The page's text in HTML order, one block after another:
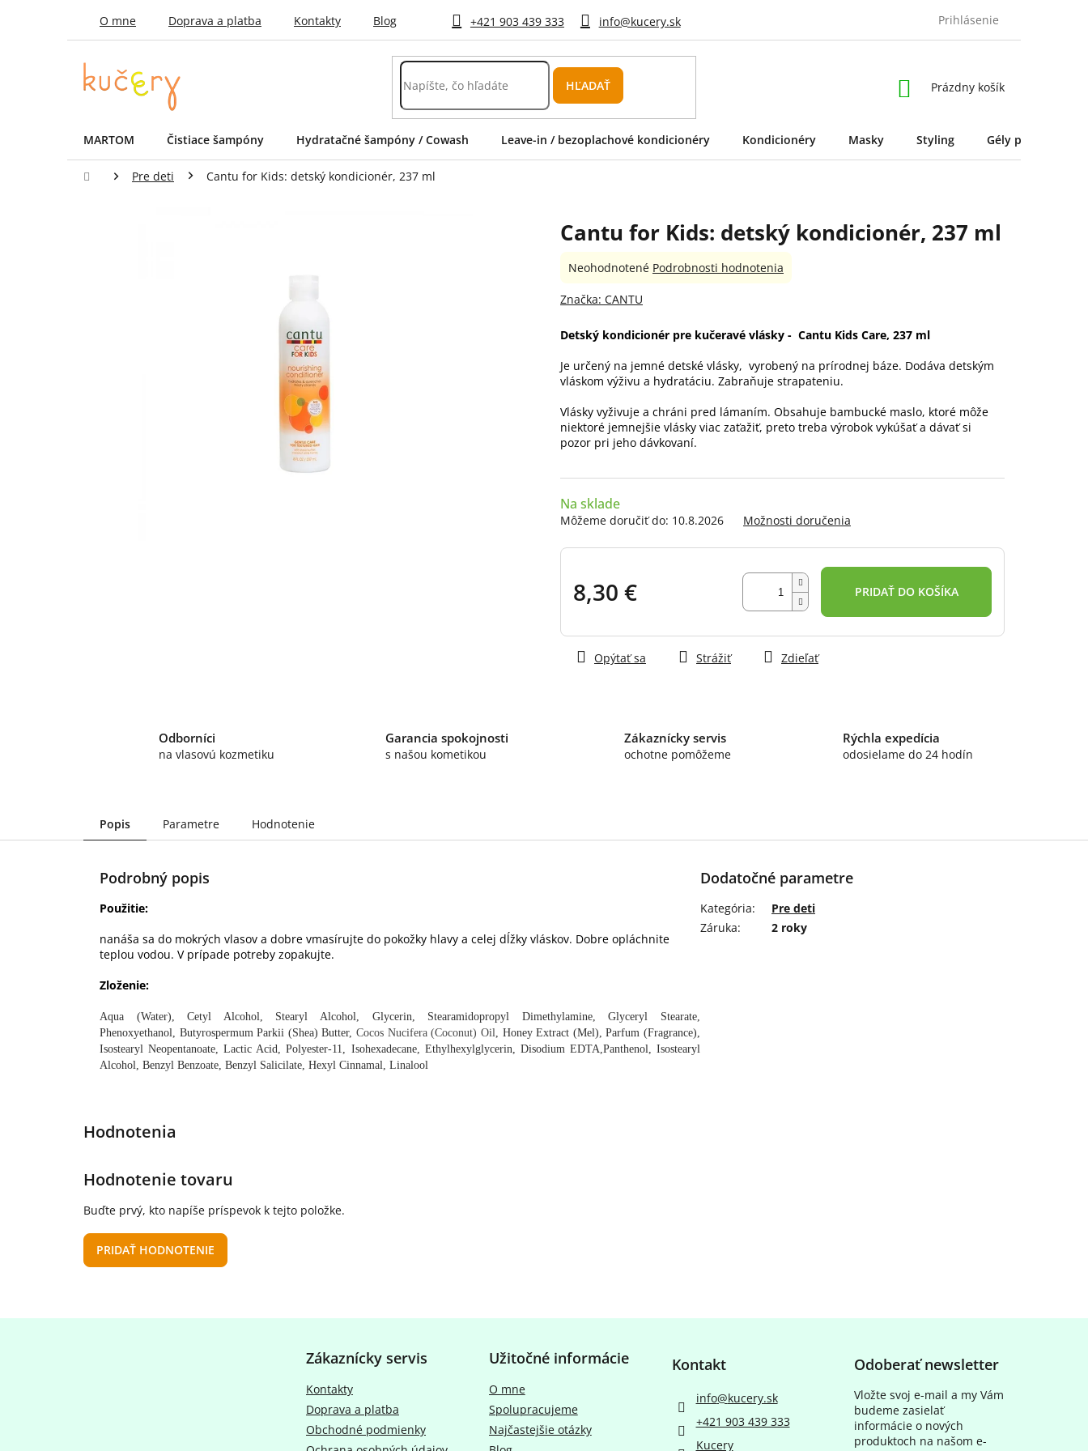
+421 903 439 333 info@kucery.sk
O mne Doprava a platba Kontakty Blog Prihlásenie
HĽADAŤ
NÁKUPNÝ
Prázdny košík
MARTOM Čistiace šampóny Hydratačné šampóny / Cowash Leave-in / bezoplachové kondicionéry Kondicionéry Masky Styling Gély pre styling
DomovPre deti Cantu for Kids: detský kondicionér, 237 ml
Cantu for Kids: detský kondicionér, 237 ml
Na sklade
Môžeme doručiť do: 10.8.2026 Možnosti doručenia
8,30 €
cena:
PRIDAŤ DO KOŠÍKA
Detský kondicionér pre kučeravé vlásky - Cantu Kids Care, 237 ml
Je určený na jemné detské vlásky, vyrobený na prírodnej báze. Dodáva detským
vláskom výživu a hydratáciu. Zabraňuje strapateniu.
Vlásky vyživuje a chráni pred lámaním. Obsahuje bambucké maslo, ktoré môže
niektoré jemnejšie vlásky viac zaťažiť, preto treba výrobok vykúšať a dávať si
pozor pri jeho dávkovaní.
Opýtať sa Strážiť Zdieľať
Priemerné
produktu
0,0
z
hviezdičiek.
Neohodnotené Podrobnosti hodnotenia
Značka: CANTU
Odborníci
na vlasovú kozmetiku
Garancia spokojnosti
s našou kometikou
Zákaznícky servis
ochotne pomôžeme
Rýchla expedícia
odosielame do 24 hodín
Popis Parametre Hodnotenie
Podrobný popis
Použitie:
nanáša sa do mokrých vlasov a dobre vmasírujte do pokožky hlavy a celej dĺžky vláskov. Dobre opláchnite
teplou vodou. V prípade potreby zopakujte.
Zloženie:
Aqua (Water), Cetyl Alcohol, Stearyl Alcohol, Glycerin,
Stearamidopropyl Dimethylamine, Glyceryl Stearate,
Phenoxyethanol, Butyrospermum Parkii (Shea) Butter, Cocos Nucifera (Coconut) Oil, Honey Extract (Mel), Parfum (Fragrance),
Isostearyl Neopentanoate, Lactic Acid, Polyester-11, Isohexadecane, Ethylhexylglycerin, Disodium EDTA,Panthenol, Isostearyl
Alcohol, Benzyl Benzoate, Benzyl Salicilate, Hexyl Cinnamal, Linalool
Dodatočné parametre
Kategória:
Pre deti
Záruka: 2 roky
Hodnotenie tovaru
Buďte prvý, kto napíše príspevok k tejto položke.
PRIDAŤ HODNOTENIE
Zákaznícky servis
Kontakty
Doprava a platba
Obchodné podmienky
Užitočné informácie
O mne
Spolupracujeme
Najčastejšie otázky
Kontakt
info@kucery.sk
+421 903 439 333
Kucery
Odoberať newsletter
Vložte svoj e-mail a my Vám
budeme zasielať
informácie o nových
produktoch na našom e-